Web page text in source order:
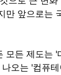
만 앞으로는
모든 제도는
오는 '컴퓨